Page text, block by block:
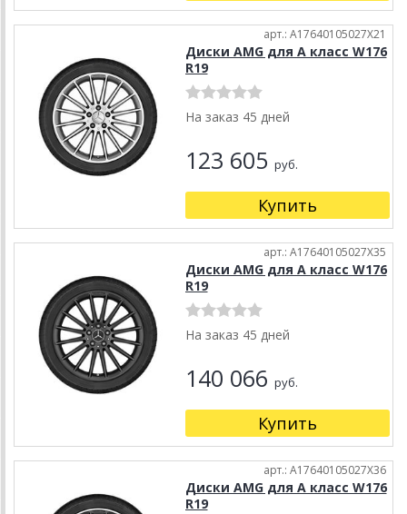
арт.: A17640105027X21
Диски AMG для А класс W176
R19
На заказ 45 дней
123 605 руб.
Купить
арт.: A17640105027X35
Диски AMG для А класс W176
R19
На заказ 45 дней
140 066 руб.
Купить
арт.: A17640105027X36
Диски AMG для А класс W176
R19